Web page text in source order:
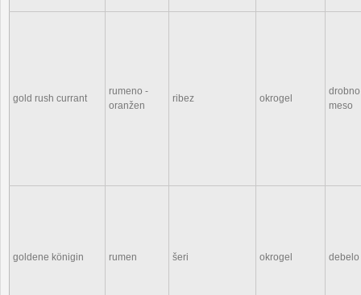
gold rush currant
rumeno -
oranžen
ribez okrogel
meso
goldene königin rumen šeri okrogel debelo